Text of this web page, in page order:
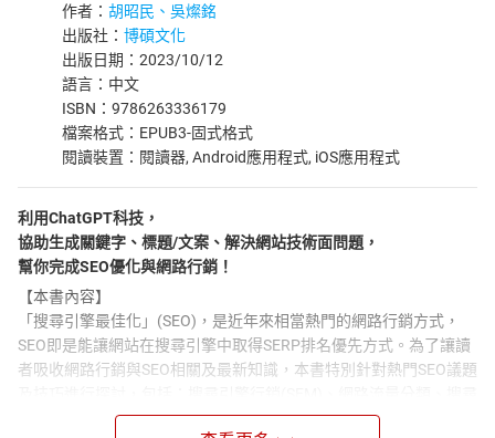
作者： 胡昭民、吳燦銘
出版社： 博碩文化
出版日期：2023/10/12
語言：中文
ISBN：9786263336179
檔案格式：EPUB3-固式格式
閱讀裝置：閱讀器, Android應用程式, iOS應用程式
利用ChatGPT科技，
協助生成關鍵字、標題/文案、解決網站技術面問題，
幫你完成SEO優化與網路行銷！
【本書內容】
「搜尋引擎最佳化」(SEO)，是近年來相當熱門的網路行銷方式，
SEO即是能讓網站在搜尋引擎中取得SERP排名優先方式。為了讓讀
者吸收網路行銷與SEO相關及最新知識，本書特別針對熱門SEO議題
引擎演算法、關鍵字優化、關鍵字搜尋趨勢工具─Google Trend、關